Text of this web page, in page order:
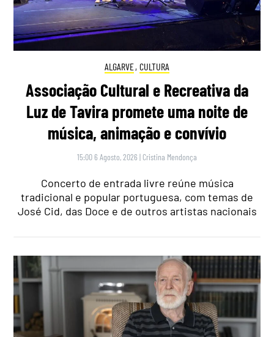
ALGARVE, CULTURA
Associação Cultural e Recreativa da
Luz de Tavira promete uma noite de
música, animação e convívio
15:00 6 Agosto, 2026 | Cristina Mendonça
Concerto de entrada livre reúne música
tradicional e popular portuguesa, com temas de
José Cid, das Doce e de outros artistas nacionais